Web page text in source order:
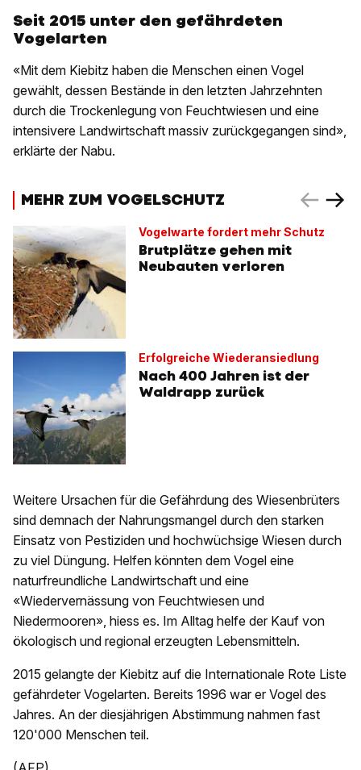
Seit 2015 unter den gefährdeten
Vogelarten
«Mit dem Kiebitz haben die Menschen einen Vogel
gewählt, dessen Bestände in den letzten Jahrzehnten
durch die Trockenlegung von Feuchtwiesen und eine
intensivere Landwirtschaft massiv zurückgegangen sind»,
erklärte der Nabu.
MEHR ZUM VOGELSCHUTZ
Vogelwarte fordert mehr Schutz
Brutplätze gehen mit
Neubauten verloren
Erfolgreiche Wiederansiedlung
Nach 400 Jahren ist der
Waldrapp zurück
Weitere Ursachen für die Gefährdung des Wiesenbrüters
sind demnach der Nahrungsmangel durch den starken
Einsatz von Pestiziden und hochwüchsige Wiesen durch
zu viel Düngung. Helfen könnten dem Vogel eine
naturfreundliche Landwirtschaft und eine
«Wiedervernässung von Feuchtwiesen und
Niedermooren», hiess es. Im Alltag helfe der Kauf von
ökologisch und regional erzeugten Lebensmitteln.
2015 gelangte der Kiebitz auf die Internationale Rote Liste
gefährdeter Vogelarten. Bereits 1996 war er Vogel des
Jahres. An der diesjährigen Abstimmung nahmen fast
120'000 Menschen teil.